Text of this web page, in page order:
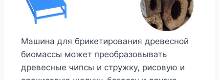
Машина для брикетирования древесной
биомассы может преобразовывать
древесные чипсы и стружку, рисовую и